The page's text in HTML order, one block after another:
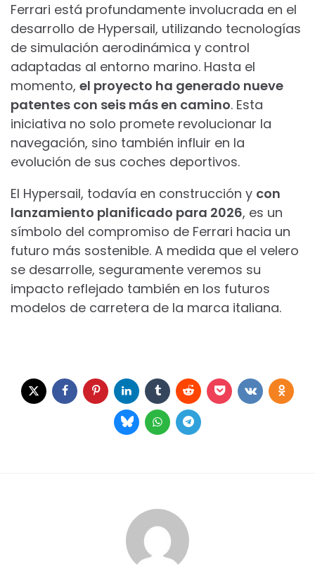
Ferrari está profundamente involucrada en el
desarrollo de Hypersail, utilizando tecnologías
de simulación aerodinámica y control
adaptadas al entorno marino. Hasta el
momento, el proyecto ha generado nueve
patentes con seis más en camino. Esta
iniciativa no solo promete revolucionar la
navegación, sino también influir en la
evolución de sus coches deportivos.
El Hypersail, todavía en construcción y con
lanzamiento planificado para 2026, es un
símbolo del compromiso de Ferrari hacia un
futuro más sostenible. A medida que el velero
se desarrolle, seguramente veremos su
impacto reflejado también en los futuros
modelos de carretera de la marca italiana.